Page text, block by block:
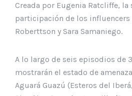
Creada por Eugenia Ratcliffe, la
participación de los influencers
Roberttson y Sara Samaniego.
A lo largo de seis episodios de
mostrarán el estado de
Aguará Guazú (Esteros del